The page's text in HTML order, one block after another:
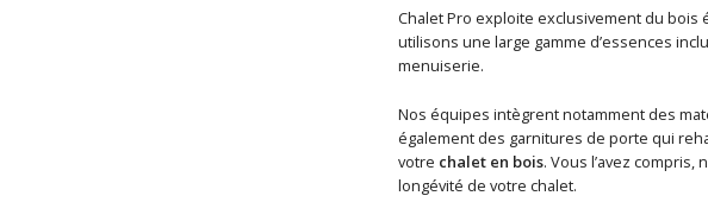
Chalet Pro exploite exclusivement du
utilisons une large gamme d’essences
menuiserie.
Nos équipes intègrent notamment des
également des garnitures de porte qui
votre chalet en bois. Vous l’avez
longévité de votre chalet.